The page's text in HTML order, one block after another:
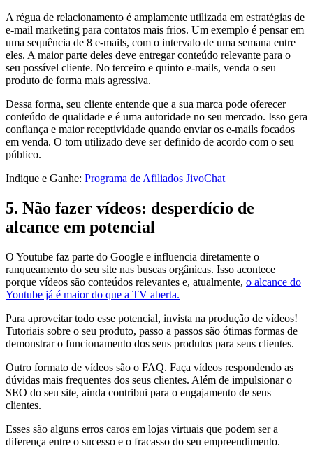
A régua de relacionamento é amplamente utilizada em estratégias de
e-mail marketing para contatos mais frios. Um exemplo é pensar em
uma sequência de 8 e-mails, com o intervalo de uma semana entre
eles. A maior parte deles deve entregar conteúdo relevante para o
seu possível cliente. No terceiro e quinto e-mails, venda o seu
produto de forma mais agressiva.
Dessa forma, seu cliente entende que a sua marca pode oferecer
conteúdo de qualidade e é uma autoridade no seu mercado. Isso gera
confiança e maior receptividade quando enviar os e-mails focados
em venda. O tom utilizado deve ser definido de acordo com o seu
público.
Indique e Ganhe: Programa de Afiliados JivoChat
5. Não fazer vídeos: desperdício de
alcance em potencial
O Youtube faz parte do Google e influencia diretamente o
ranqueamento do seu site nas buscas orgânicas. Isso acontece
porque vídeos são conteúdos relevantes e, atualmente, o alcance do
Youtube já é maior do que a TV aberta.
Para aproveitar todo esse potencial, invista na produção de vídeos!
Tutoriais sobre o seu produto, passo a passos são ótimas formas de
demonstrar o funcionamento dos seus produtos para seus clientes.
Outro formato de vídeos são o FAQ. Faça vídeos respondendo as
dúvidas mais frequentes dos seus clientes. Além de impulsionar o
SEO do seu site, ainda contribui para o engajamento de seus
clientes.
Esses são alguns erros caros em lojas virtuais que podem ser a
diferença entre o sucesso e o fracasso do seu empreendimento.